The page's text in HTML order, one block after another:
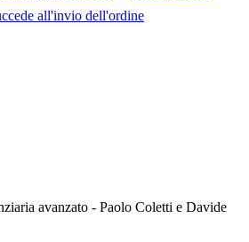
all'invio dell'ordine
avanzato - Paolo Coletti e Davide